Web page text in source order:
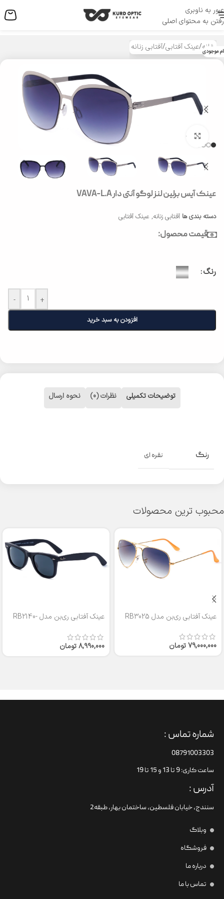
عبور به ناوبری
رفتن به محتوای اصلی
منو
خانه/عینک آفتابی/آفتابی زنانه موجودی
بزرگنمایی تصویر
عینک آیس برلین لنز لوگو آنتی دار VAVA-L.A
دسته بندی ها آفتابی زنانه, عینک آفتابی
قیمت محصول:
رنگ
- +
افزودن به سبد خرید
توضیحات تکمیلی نظرات (0) نحوه ارسال
رنگ نقره ای
محبوب ترین محصولات
عینک آفتابی ری‌بن مدل RB3025
79,000,000تومان
عینک آفتابی ری‌بن مدل RB2140-
8,990,000تومان
شماره تماس :
08791003303
ساعت کاری: 9 تا 13 و 15 تا 19
آدرس :
سنندج، خیابان فلسطین،‌ ساختمان بهار، طبقه2
وبلاگ
فروشگاه
درباره ما
تماس با ما